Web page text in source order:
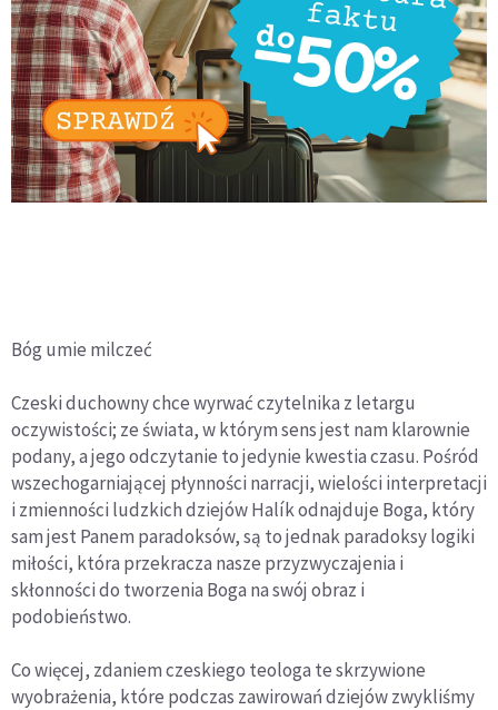
Bóg umie milczeć
Czeski duchowny chce wyrwać czytelnika z letargu
oczywistości; ze świata, w którym sens jest nam klarownie
podany, a jego odczytanie to jedynie kwestia czasu. Pośród
wszechogarniającej płynności narracji, wielości interpretacji
i zmienności ludzkich dziejówHalík odnajduje Boga, który
sam jest Panem paradoksów, są to jednak paradoksy logiki
miłości, która przekracza nasze przyzwyczajenia i
skłonności do tworzenia Boga na swój obraz i
podobieństwo.
Co więcej, zdaniem czeskiego teologa te skrzywione
wyobrażenia, które podczas zawirowań dziejów zwykliśmy